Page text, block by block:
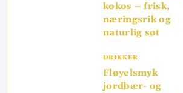
kokos – frisk,
næringsrik og
naturlig søt
DRIKKER
Fløyelsmyk
jordbær- og